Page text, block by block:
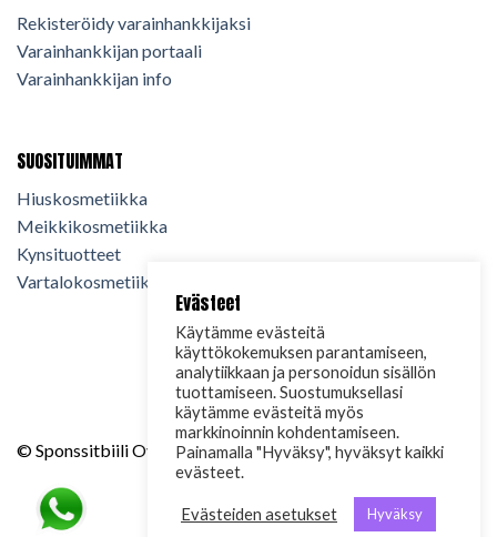
Rekisteröidy varainhankkijaksi
Varainhankkijan portaali
Varainhankkijan info
SUOSITUIMMAT
Hiuskosmetiikka
Meikkikosmetiikka
Kynsituotteet
Vartalokosmetiikka
© Sponssitbiili Oy. 2024. Kaikki oikeudet pidätetään.
Evästeet
Käytämme evästeitä
käyttökokemuksen parantamiseen,
analytiikkaan ja personoidun sisällön
tuottamiseen. Suostumuksellasi
käytämme evästeitä myös
markkinoinnin kohdentamiseen.
Painamalla "Hyväksy", hyväksyt kaikki
evästeet.
Evästeiden asetukset Hyväksy